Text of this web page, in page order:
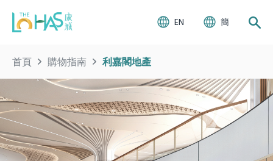
EN 簡
首頁 購物指南 利嘉閣地產